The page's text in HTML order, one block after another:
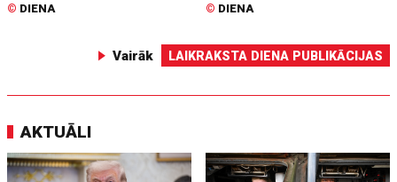
© DIENA © DIENA
Vairāk LAIKRAKSTA DIENA PUBLIKĀCIJAS
AKTUĀLI